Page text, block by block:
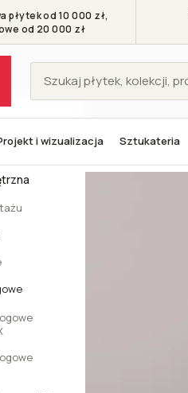
płytek od 10 000 zł,
od 20 000 zł
i wizualizacja Sztukateria
wnętrza Sztukateria wewnętrzna